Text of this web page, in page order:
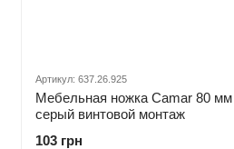
Артикул: 637.26.925
Мебельная ножка Camar 80
серый винтовой монтаж
103 грн